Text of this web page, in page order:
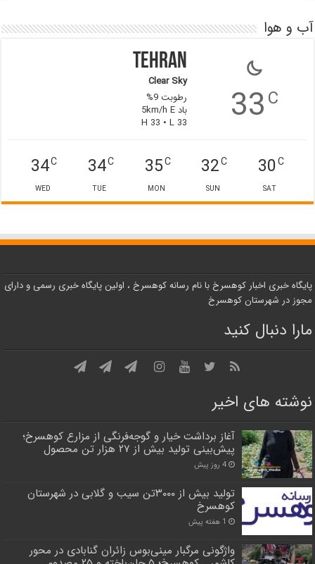
آب و هوا
33C
Tehran
Clear Sky
رطوبت 9%
باد 5km/h E
H 33 • L 33
30C
SAT
32C
SUN
35C
MON
34C
TUE
34C
WED
پایگاه خبری اخبار کوهسرخ با نام رسانه کوهسرخ ، اولین پایگاه خبری رسمی و دارای
مجوز در شهرستان کوهسرخ
مارا دنبال کنید
نوشته های اخیر
آغاز برداشت خیار و گوجه‌فرنگی از مزارع کوهسرخ؛
پیش‌بینی تولید بیش از ۲۷ هزار تن محصول
4 روز پیش
تولید بیش از ۳۰۰۰تن سیب و گلابی در شهرستان
کوهسرخ
1 هفته پیش
واژگونی مرگبار مینی‌بوس زائران گنابادی در محور